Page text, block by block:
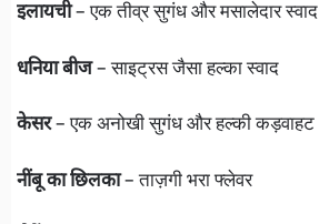
इलायची– एक तीव्र सुगंध और मसालेदार स्वाद
धनिया बीज– साइट्रस जैसा हल्का स्वाद
केसर– एक अनोखी सुगंध और हल्की कड़वाहट
नींबू का छिलका– ताज़गी भरा फ्लेवर